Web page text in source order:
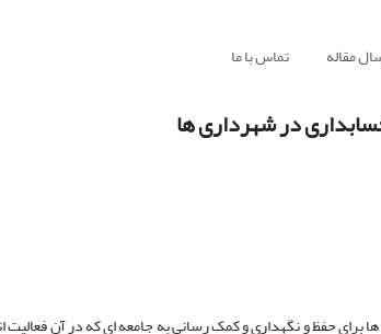
مقاله تماس با ما
در شهرداری ها
حفظ و نگهداری و کمک رسانی به جامعه ای که در آن